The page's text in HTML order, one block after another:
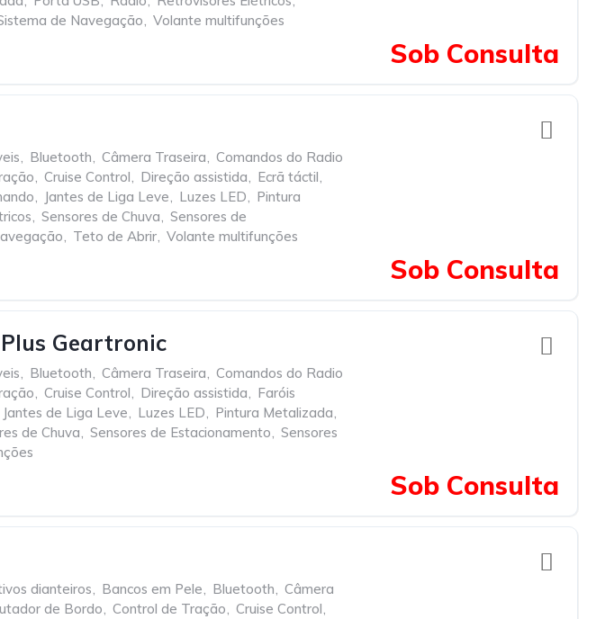
de Navegação, Volante multifunções
Sob Consulta
, Bluetooth, Câmera Traseira, Comandos do Radio
, Cruise Control, Direção assistida, Ecrã táctil,
, Jantes de Liga Leve, Luzes LED, Pintura
, Sensores de Chuva, Sensores de
, Teto de Abrir, Volante multifunções
Sob Consulta
Geartronic
, Bluetooth, Câmera Traseira, Comandos do Radio
, Cruise Control, Direção assistida, Faróis
Jantes de Liga Leve, Luzes LED, Pintura Metalizada,
de Chuva, Sensores de Estacionamento, Sensores
Sob Consulta
dianteiros, Bancos em Pele, Bluetooth, Câmera
de Bordo, Control de Tração, Cruise Control,